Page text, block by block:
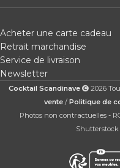
Acheter une carte cadeau
Retrait marchandise
Service de livraison
Newsletter
Cocktail Scandinave 2026
vente/ Politique de
Photos non contractuelles -